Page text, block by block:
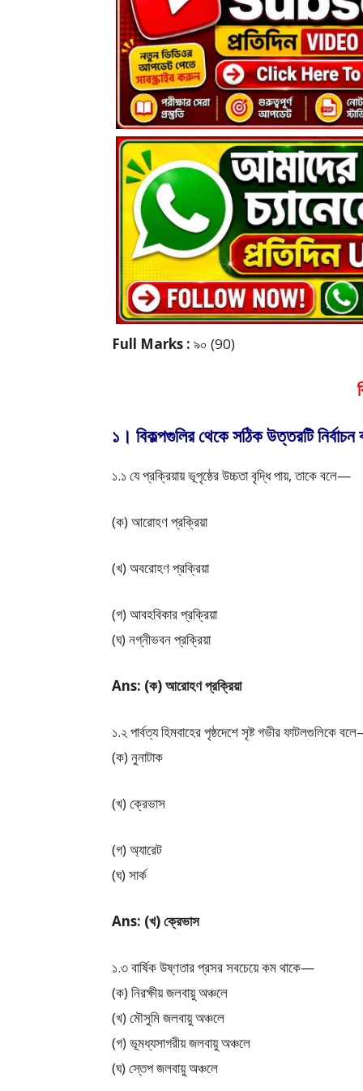
Full Marks : ৯০ (90)
১। বিকল্পগুলির থেকে সঠিক উত্তরটি
১.১ যে প্রক্রিয়ায় ভূপৃষ্ঠের উচ্চতা বৃদ্ধি পায়, তাকে বলে—
(ক) আরোহণ প্রক্রিয়া
(খ) অবরোহণ প্রক্রিয়া
(গ) আবহবিকার প্রক্রিয়া
(ঘ) নগ্নীভবন প্রক্রিয়া
Ans: (ক) আরোহণ প্রক্রিয়া
১.২ পার্বত্য হিমবাহের পৃষ্ঠদেশে সৃষ্ট গভীর ফাটলগুলিকে
(ক) নুনাটাক
(খ) ক্রেভাস
(গ) অ্যারেট
(ঘ) সার্ক
Ans: (খ) ক্রেভাস
১.৩ বার্ষিক উষ্ণতার প্রসর সবচেয়ে কম থাকে—
(ক) নিরক্ষীয় জলবায়ু অঞ্চলে
(খ) মৌসুমি জলবায়ু অঞ্চলে
(গ) ভূমধ্যসাগরীয় জলবায়ু অঞ্চলে
(ঘ) স্তেপ জলবায়ু অঞ্চলে